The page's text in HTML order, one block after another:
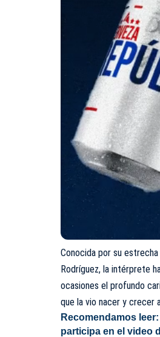
Conocida por su
Rodríguez, la intérprete
ocasiones el profundo
que la vio nacer y crecer
Recomendamos leer:
participa en el video